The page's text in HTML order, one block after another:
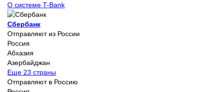
О системе T-Bank
Сбербанк
Отправляют из России
Россия
Абхазия
Азербайджан
Еще 23 страны
Отправляют в Россию